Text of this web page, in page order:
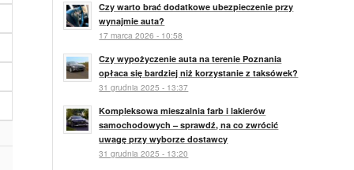
Czy warto brać dodatkowe ubezpieczenie przy
wynajmie auta?
17 marca 2026 - 10:58
Czy wypożyczenie auta na terenie Poznania
opłaca się bardziej niż korzystanie z taksówek?
31 grudnia 2025 - 13:37
Kompleksowa mieszalnia farb i lakierów
samochodowych – sprawdź, na co zwrócić
uwagę przy wyborze dostawcy
31 grudnia 2025 - 13:20